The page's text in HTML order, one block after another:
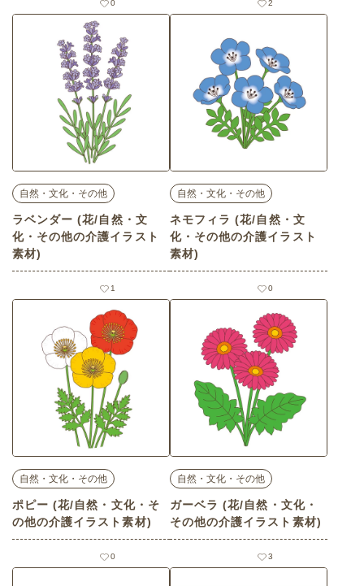
0 2
自然・文化・その他
ラベンダー (花/自然・文
化・その他の介護イラスト
素材)
1
自然・文化・その他
ネモフィラ (花/自然・文
化・その他の介護イラスト
素材)
0
自然・文化・その他
ポピー (花/自然・文化・そ
の他の介護イラスト素材)
0
自然・文化・その他
ガーベラ (花/自然・文化・
その他の介護イラスト素材)
3